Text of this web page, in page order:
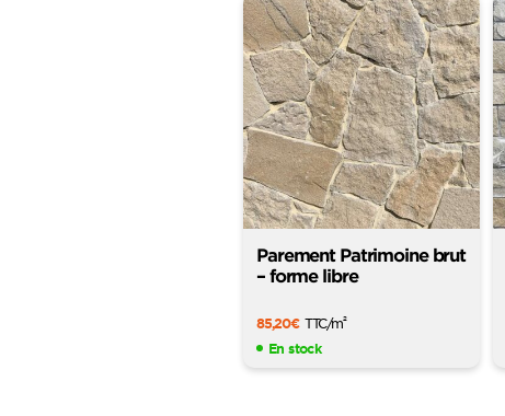
Parement Patrimoine brut
– forme libre
85,20€ TTC/m2
En stock